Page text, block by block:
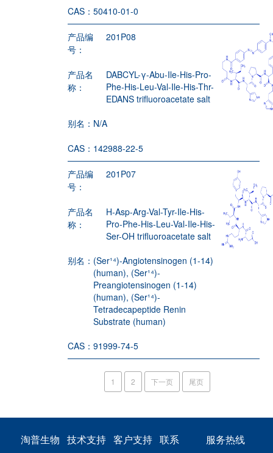
CAS：50410-01-0
产品编
号：
201P08
产品名
称：
DABCYL-γ-Abu-Ile-His-Pro-
Phe-His-Leu-Val-Ile-His-Thr-
EDANS trifluoroacetate salt
别名： N/A
CAS： 142988-22-5
产品编
号：
201P07
产品名
称：
H-Asp-Arg-Val-Tyr-Ile-His-
Pro-Phe-His-Leu-Val-Ile-His-
Ser-OH trifluoroacetate salt
别名： (Ser¹⁴)-Angiotensinogen (1-14)
(human), (Ser¹⁴)-
Preangiotensinogen (1-14)
(human), (Ser¹⁴)-
Tetradecapeptide Renin
Substrate (human)
CAS：91999-74-5
1 2 下一页 尾页
淘普生物 技术支持 客户支持 联系 服务热线